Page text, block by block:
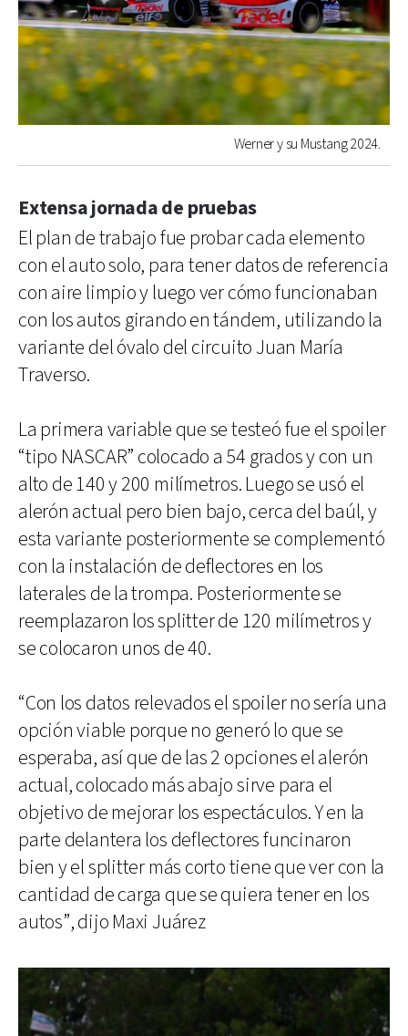
Werner y su Mustang 2024.
Extensa jornada de pruebas
El plan de trabajo fue probar cada elemento
con el auto solo, para tener datos de referencia
con aire limpio y luego ver cómo funcionaban
con los autos girando en tándem, utilizando la
variante del óvalo del circuito Juan María
Traverso.
La primera variable que se testeó fue el spoiler
“tipo NASCAR” colocado a 54 grados y con un
alto de 140 y 200 milímetros. Luego se usó el
alerón actual pero bien bajo, cerca del baúl, y
esta variante posteriormente se complementó
con la instalación de deflectores en los
laterales de la trompa. Posteriormente se
reemplazaron los splitter de 120 milímetros y
se colocaron unos de 40.
“Con los datos relevados el spoiler no sería una
opción viable porque no generó lo que se
esperaba, así que de las 2 opciones el alerón
actual, colocado más abajo sirve para el
objetivo de mejorar los espectáculos. Y en la
parte delantera los deflectores funcinaron
bien y el splitter más corto tiene que ver con la
cantidad de carga que se quiera tener en los
autos”, dijo Maxi Juárez